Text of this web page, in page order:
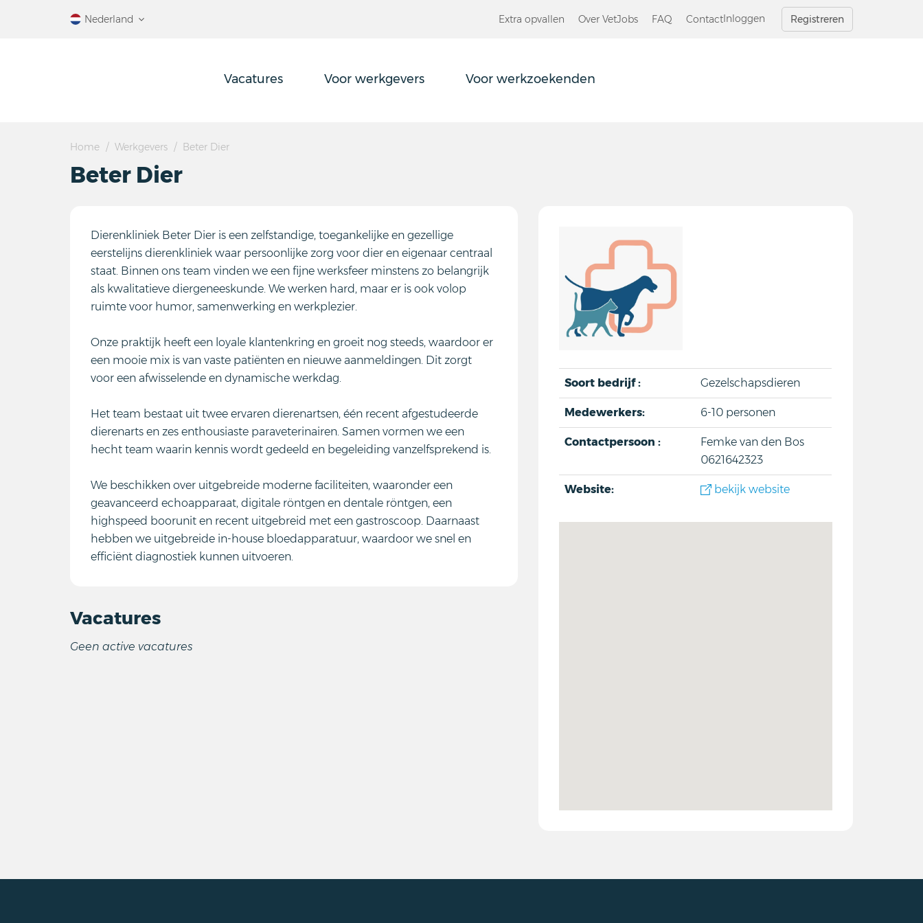
Nederland Extra opvallen Over VetJobs FAQ ContactInloggen Registreren
Vacatures Voor werkgevers Voor werkzoekenden
Home Werkgevers Beter Dier
Beter Dier
Dierenkliniek Beter Dier is een zelfstandige, toegankelijke en gezellige
eerstelijns dierenkliniek waar persoonlijke zorg voor dier en eigenaar centraal
staat. Binnen ons team vinden we een fijne werksfeer minstens zo belangrijk
als kwalitatieve diergeneeskunde. We werken hard, maar er is ook volop
ruimte voor humor, samenwerking en werkplezier.
Onze praktijk heeft een loyale klantenkring en groeit nog steeds, waardoor er
een mooie mix is van vaste patiënten en nieuwe aanmeldingen. Dit zorgt
voor een afwisselende en dynamische werkdag.
Het team bestaat uit twee ervaren dierenartsen, één recent afgestudeerde
dierenarts en zes enthousiaste paraveterinairen. Samen vormen we een
hecht team waarin kennis wordt gedeeld en begeleiding vanzelfsprekend is.
We beschikken over uitgebreide moderne faciliteiten, waaronder een
geavanceerd echoapparaat, digitale röntgen en dentale röntgen, een
highspeed boorunit en recent uitgebreid met een gastroscoop. Daarnaast
hebben we uitgebreide in-house bloedapparatuur, waardoor we snel en
efficiënt diagnostiek kunnen uitvoeren.
Vacatures
Geen active vacatures
Soort bedrijf : Gezelschapsdieren
Medewerkers: 6-10 personen
Contactpersoon :
Femke van den Bos
0621642323
Website: bekijk website